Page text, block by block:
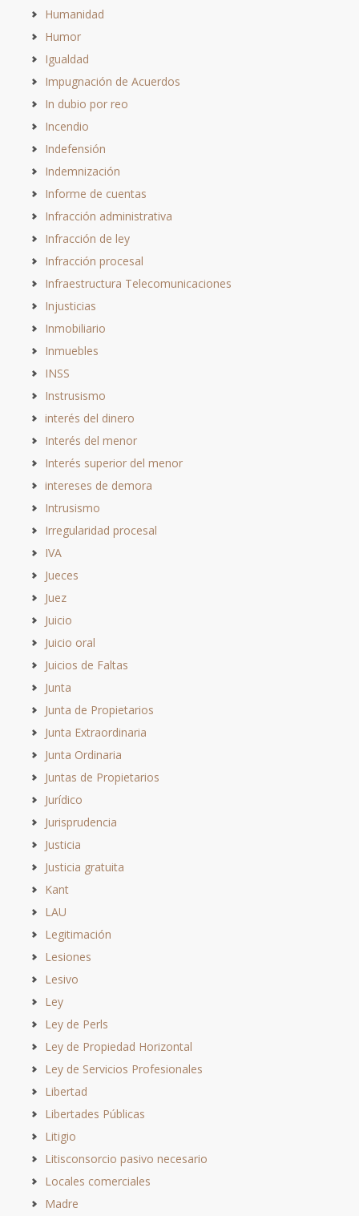
Humanidad
Humor
Igualdad
Impugnación de Acuerdos
In dubio por reo
Incendio
Indefensión
Indemnización
Informe de cuentas
Infracción administrativa
Infracción de ley
Infracción procesal
Infraestructura Telecomunicaciones
Injusticias
Inmobiliario
Inmuebles
INSS
Instrusismo
interés del dinero
Interés del menor
Interés superior del menor
intereses de demora
Intrusismo
Irregularidad procesal
IVA
Jueces
Juez
Juicio
Juicio oral
Juicios de Faltas
Junta
Junta de Propietarios
Junta Extraordinaria
Junta Ordinaria
Juntas de Propietarios
Jurídico
Jurisprudencia
Justicia
Justicia gratuita
Kant
LAU
Legitimación
Lesiones
Lesivo
Ley
Ley de Perls
Ley de Propiedad Horizontal
Ley de Servicios Profesionales
Libertad
Libertades Públicas
Litigio
Litisconsorcio pasivo necesario
Locales comerciales
Madre